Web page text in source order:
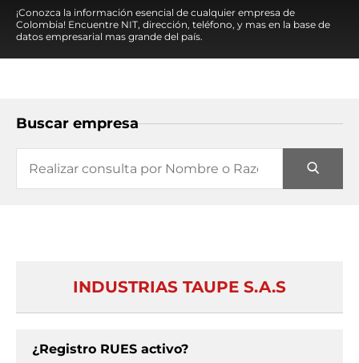
¡Conozca la información esencial de cualquier empresa de
Colombia! Encuentre NIT, dirección, teléfono, y mas en la base de
datos empresarial mas grande del país.
Buscar empresa
INDUSTRIAS TAUPE S.A.S
¿Registro RUES activo?